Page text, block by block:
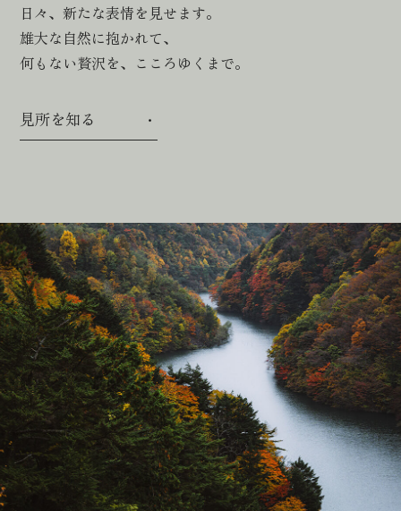
日々、新たな表情を見せます。
雄大な自然に抱かれて、
何もない贅沢を、こころゆくまで。
見所を知る